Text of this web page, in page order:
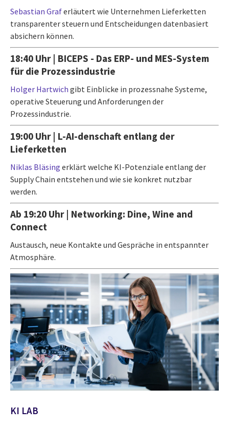
Sebastian Graferläutert wie Unternehmen Lieferketten
transparenter steuern und Entscheidungen datenbasiert
absichern können.
18:40 Uhr | BICEPS - Das ERP- und MES-System
für die Prozessindustrie​
Holger Hartwich gibt Einblicke in prozessnahe Systeme,
operative Steuerung und Anforderungen der
Prozessindustrie.
19:00 Uhr | L-AI-denschaft entlang der
Lieferketten​
Niklas Bläsing​ erklärt welche KI-Potenziale entlang der
Supply Chain entstehen und wie sie konkret nutzbar
werden.
Ab 19:20 Uhr | Networking: Dine, Wine and
Connect​
Austausch, neue Kontakte und Gespräche in entspannter
Atmosphäre.
KI LAB